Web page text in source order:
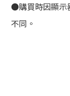
●購買時因顯示
不同。